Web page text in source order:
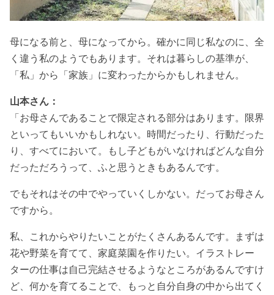
母になる前と、母になってから。確かに同じ私なのに、全
く違う私のようでもあります。それは暮らしの基準が、
「私」から「家族」に変わったからかもしれません。
山本さん：
「お母さんであることで限定される部分はあります。限界
といってもいいかもしれない。時間だったり、行動だった
り、すべてにおいて。もし子どもがいなければどんな自分
だっただろうって、ふと思うときもあるんです。
でもそれはその中でやっていくしかない。だってお母さん
ですから。
私、これからやりたいことがたくさんあるんです。まずは
花や野菜を育てて、家庭菜園を作りたい。イラストレー
ターの仕事は自己完結させるようなところがあるんですけ
ど、何かを育てることで、もっと自分自身の中から出てく